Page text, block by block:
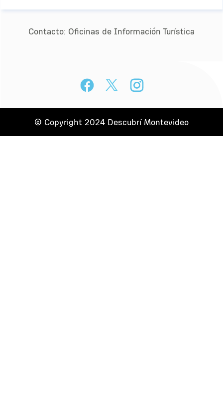
Contacto: Oﬁcinas de Información Turística
© Copyright 2024 Descubrí Montevideo